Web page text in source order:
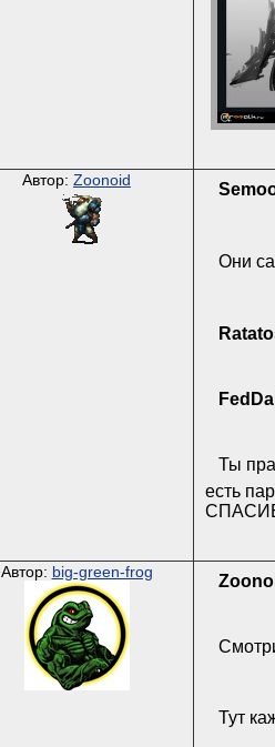
Автор: Zoonoid
Они
Ты
есть
Автор: big-green-frog
Тут